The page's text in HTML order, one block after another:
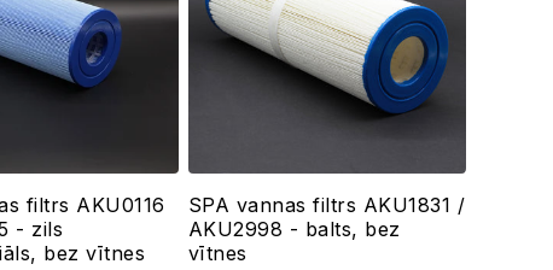
filtrs AKU0116
- zils
bez vītnes
SPA vannas filtrs AKU1831 /
AKU2998 - balts, bez
vītnes